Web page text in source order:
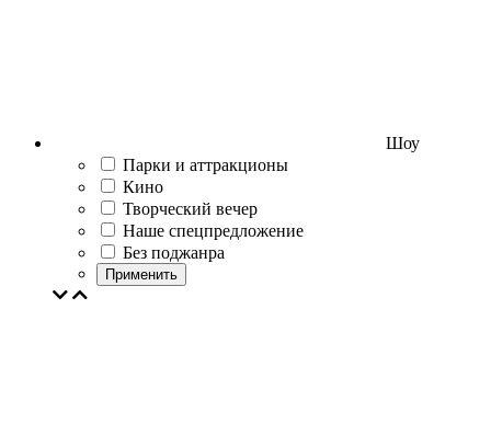
Шоу
Парки и аттракционы
Кино
Творческий вечер
Наше спецпредложение
Без поджанра
Применить